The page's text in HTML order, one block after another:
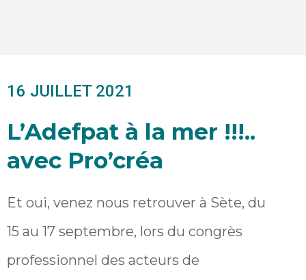
16 JUILLET 2021
L’Adefpat à la mer !!!..
avec Pro’créa
Et oui, venez nous retrouver à Sète, du
15 au 17 septembre, lors du congrès
professionnel des acteurs de